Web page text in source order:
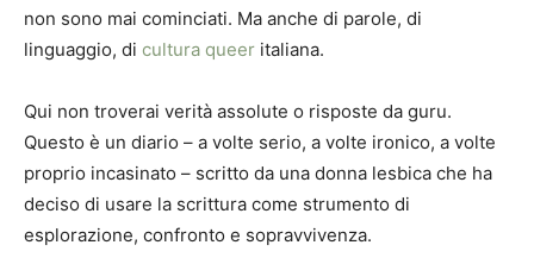
non sono mai cominciati. Ma anche di parole, di
linguaggio, di cultura queer italiana.
Qui non troverai verità assolute o risposte da guru.
Questo è un diario – a volte serio, a volte ironico, a volte
proprio incasinato – scritto da una donna lesbica che ha
deciso di usare la scrittura come strumento di
esplorazione, confronto e sopravvivenza.